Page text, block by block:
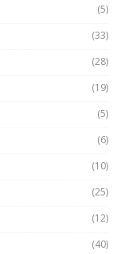
(5)
(33)
(28)
(19)
(5)
(6)
(10)
(25)
(12)
(40)